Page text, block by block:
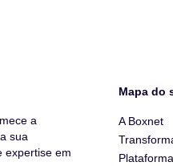
a
sua
expertise em
Mapa do
A Boxnet
Plataforma